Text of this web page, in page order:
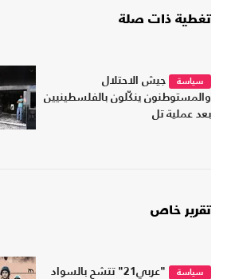
تغطية ذات صلة
سياسة
جيش الاحتلال
والمستوطنون ينكّلون بالفلسطينيين
بعد عملية تل
تقرير خاص
سياسة
"عربي21" تتشح بالسواد